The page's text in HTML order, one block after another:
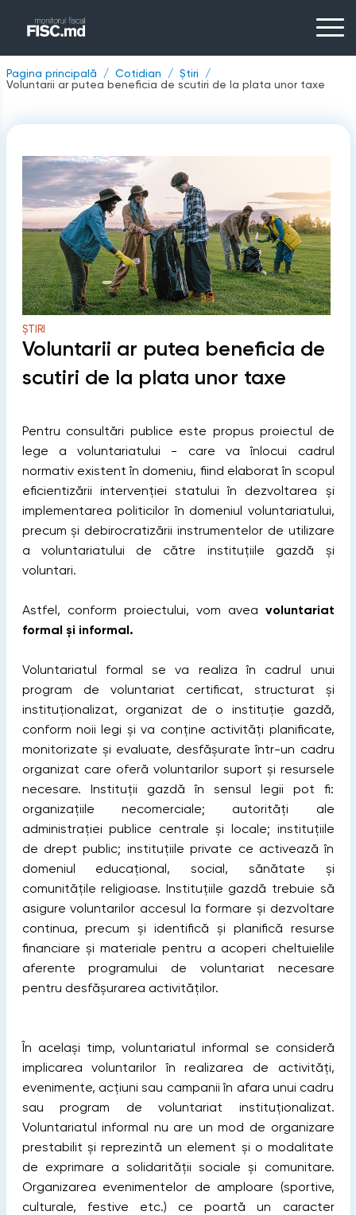
Pagina principală Cotidian
Știri
Voluntarii ar putea beneficia de scutiri de la plata unor taxe
ȘTIRI
Voluntarii ar putea beneficia de
scutiri de la plata unor taxe
Pentru consultări publice este propus proiectul de
lege a voluntariatului - care va înlocui cadrul
normativ existent în domeniu, fiind elaborat în scopul
eficientizării intervenției statului în dezvoltarea și
implementarea politicilor în domeniul voluntariatului,
precum și debirocratizării instrumentelor de utilizare
a voluntariatului de către instituțiile gazdă și
voluntari.
Astfel, conform proiectului, vom avea voluntariat
formal și informal.
Voluntariatul formal se va realiza în cadrul unui
program de voluntariat certificat, structurat și
instituționalizat, organizat de o instituție gazdă,
conform noii legi și va conține activități planificate,
monitorizate și evaluate, desfășurate într-un cadru
organizat care oferă voluntarilor suport și resursele
necesare. Instituții gazdă în sensul legii pot fi:
organizațiile necomerciale; autorități ale
administrației publice centrale și locale; instituțiile
de drept public; instituțiile private ce activează în
domeniul educațional, social, sănătate și
comunitățile religioase. Instituțiile gazdă trebuie să
asigure voluntarilor accesul la formare și dezvoltare
continua, precum și identifică şi planifică resurse
financiare şi materiale pentru a acoperi cheltuielile
aferente programului de voluntariat necesare
pentru desfăşurarea activităţilor.
În același timp, voluntariatul informal se consideră
implicarea voluntarilor în realizarea de activități,
evenimente, acțiuni sau campanii în afara unui cadru
sau program de voluntariat instituționalizat.
Voluntariatul informal nu are un mod de organizare
prestabilit și reprezintă un element și o modalitate
de exprimare a solidarității sociale și comunitare.
Organizarea evenimentelor de amploare (sportive,
culturale, festive etc.) ce poartă un caracter